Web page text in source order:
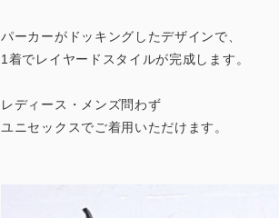
パーカーがドッキングしたデザインで、
1着でレイヤードスタイルが完成します。
レディース・メンズ問わず
ユニセックスでご着用いただけます。